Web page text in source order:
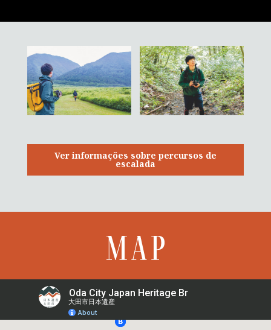
Ver informações sobre percursos de
escalada